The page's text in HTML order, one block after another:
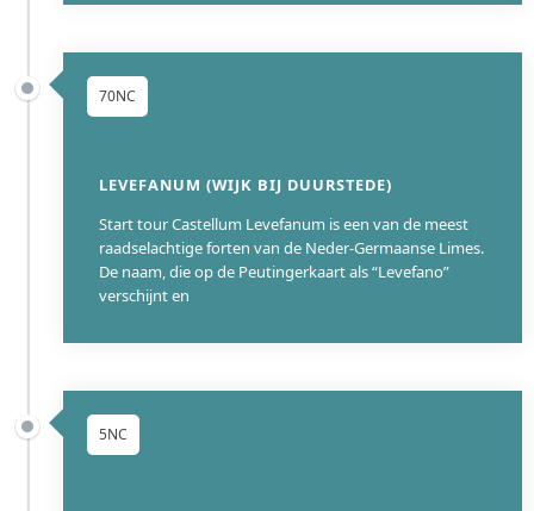
70NC
LEVEFANUM (WIJK BIJ DUURSTEDE)
Start tour Castellum Levefanum is een van de meest
raadselachtige forten van de Neder-Germaanse Limes.
De naam, die op de Peutingerkaart als “Levefano”
verschijnt en
5NC